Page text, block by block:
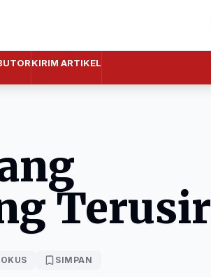
KIRIM ARTIKEL
Terusir
SIMPAN